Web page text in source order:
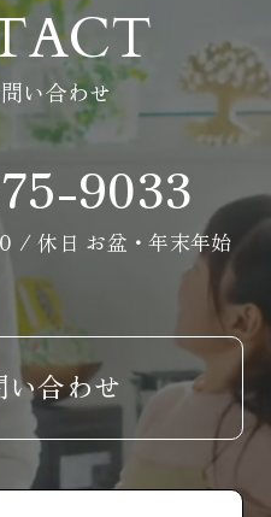
い合わせ
9033
/ 休日 お盆・年末年始
い合わせ